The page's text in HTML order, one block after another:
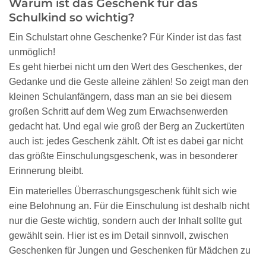
Schulkind so wichtig?
Ein Schulstart ohne Geschenke? Für Kinder ist das fast
unmöglich!
Es geht hierbei nicht um den Wert des Geschenkes, der
Gedanke und die Geste alleine zählen! So zeigt man den
kleinen Schulanfängern, dass man an sie bei diesem
großen Schritt auf dem Weg zum Erwachsenwerden
gedacht hat. Und egal wie groß der Berg an Zuckertüten
auch ist: jedes Geschenk zählt. Oft ist es dabei gar nicht
das größte Einschulungsgeschenk, was in besonderer
Erinnerung bleibt.
Ein materielles Überraschungsgeschenk fühlt sich wie
eine Belohnung an. Für die Einschulung ist deshalb nicht
nur die Geste wichtig, sondern auch der Inhalt sollte gut
gewählt sein. Hier ist es im Detail sinnvoll, zwischen
Geschenken für Jungen und Geschenken für Mädchen zu